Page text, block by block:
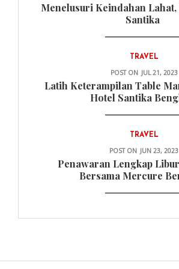
Menelusuri Keindahan
Santika
TRAVEL
POST ON JUL 21, 2023
Latih Keterampilan Table
Hotel Santika
TRAVEL
POST ON JUN 23, 2023
Penawaran Lengkap
Bersama Mercure